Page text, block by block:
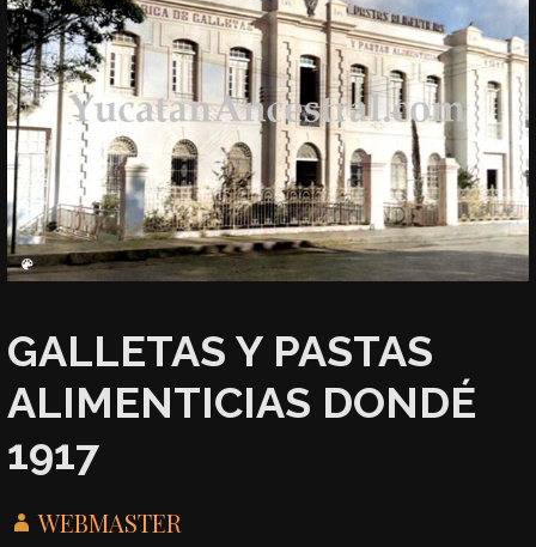
GALLETAS Y PASTAS
ALIMENTICIAS DONDÉ
1917
WEBMASTER